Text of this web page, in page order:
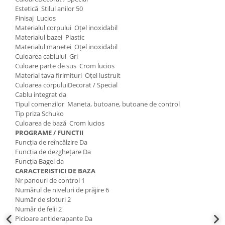
Estetică Stilul anilor 50
Finisaj Lucios
Materialul corpului Oțel inoxidabil
Materialul bazei Plastic
Materialul manetei Oțel inoxidabil
Culoarea cablului Gri
Culoare parte de sus Crom lucios
Material tava firimituri Oțel lustruit
Culoarea corpuluiDecorat / Special
Cablu integrat da
Tipul comenzilor Maneta, butoane, butoane de control
Tip priza Schuko
Culoarea de bază Crom lucios
PROGRAME / FUNCTII
Funcția de reîncălzire Da
Funcția de dezghețare Da
Funcția Bagel da
CARACTERISTICI DE BAZA
Nr panouri de control 1
Numărul de niveluri de prăjire 6
Număr de sloturi 2
Număr de felii 2
Picioare antiderapante Da